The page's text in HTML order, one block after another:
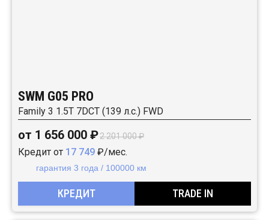
SWM G05 PRO
Family 3 1.5T 7DCT (139 л.с.) FWD
от 1 656 000 ₽2 201 000 ₽
Кредит от 17 749 ₽/мес.
гарантия 3 года / 100000 км
КРЕДИТ TRADE IN